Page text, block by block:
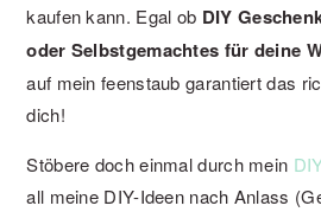
kaufen kann. Egal ob DIY
oder Selbstgemachtes für deine
auf mein feenstaub garantiert das
dich!
Stöbere doch einmal durch mein
all meine DIY-Ideen nach Anlass